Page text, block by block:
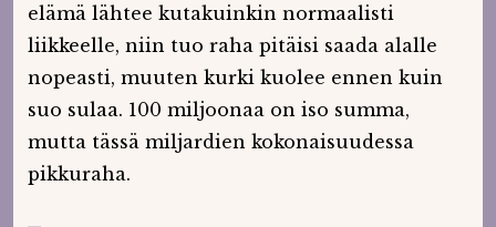
elämä lähtee kutakuinkin normaalisti
liikkeelle, niin tuo raha pitäisi saada alalle
nopeasti, muuten kurki kuolee ennen kuin
suo sulaa. 100 miljoonaa on iso summa,
mutta tässä miljardien kokonaisuudessa
pikkuraha.